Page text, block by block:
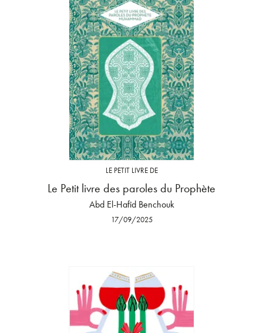
LE PETIT LIVRE DE
Le Petit livre des paroles du Prophète
Abd El-Hafîd Benchouk
17/09/2025